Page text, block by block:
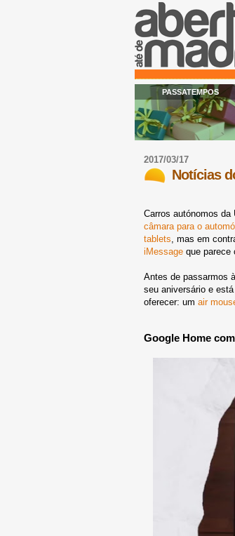
PASSATEMPOS
2017/03/17
Notícias
Carros autónomos da
câmara para o
tablets , mas em
iMessage que parece
Antes de passarmos
seu aniversário e
oferecer: um air
Google Home